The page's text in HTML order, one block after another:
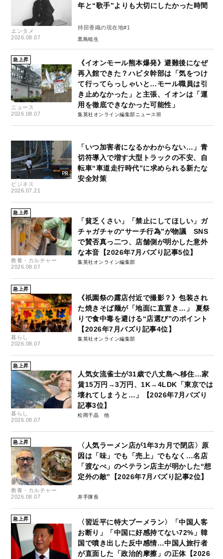
エンタメ
2026.08.07
年と“歌手”よりも大切にしたかった時間
持田香織の現在地#1
黒島暁生
急上昇
ニュース
2026.08.07
《イオンモール熊本爆発》避難後になぜ
再入館できた？ハビタ幹部は「気をつけ
て行ってらっしゃいと…モール職員は引
き止めなかった」と主張、イオンは「運
用を徹底できなかった可能性」
集英社オンライン編集部ニュース班
ビジネス
2026.07.21
「いつ加害者になるかわからない…」青
切符導入で増す大型トラックの不安、自
転車“車道走行時代”に求められる新たな
安全対策
急上昇
教養・カルチャー
2026.08.07
「貧乏くさい」「禁止にしてほしい」ガ
チャガチャの“サーチ行為”が物議 SNS
で賛否真っ二つ、店舗側が明かした意外
な本音【2026年7月バズり記事5位】
集英社オンライン編集部
急上昇
暮らし
2026.08.07
《祇園祭の露店付近で撮影？》包装され
た焼きそば麺が「地面に直置き…」 夏祭
りで食中毒を避ける“店選び”のポイント
【2026年7月バズり記事4位】
集英社オンライン編集部
急上昇
暮らし
2026.08.07
人気女流雀士が31歳で八丈島へ移住…家
賃15万円→3万円、1K→4LDK「東京では
壊れてしまうと…」【2026年7月バズり
記事3位】
松岡千晶
急上昇
教養・カルチャー
2026.08.07
〈人気ラーメン店が1年3カ月で閉店〉原
因は「味」でも「売上」でもなく…名店
「渡なべ」のベテラン店主が明かした“想
定外の敵”【2026年7月バズり記事2位】
井手隊長
急上昇
〈習近平に特大ブーメラン〉「中国人客
お断り」「中国に好感持てない72%」韓
国で噴き出した反中感情…中国人旅行者
が直面した「政治的摩擦」の正体【2026